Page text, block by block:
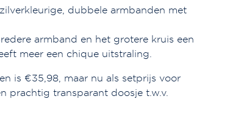
dubbele armbanden met
armband en het grotere kruis een
meer een chique uitstraling.
is €35,98, maar nu als setprijs voor
prachtig transparant doosje t.w.v.